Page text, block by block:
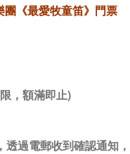
《最愛牧童笛》門票
，額滿即止)
過電郵收到確認通知，